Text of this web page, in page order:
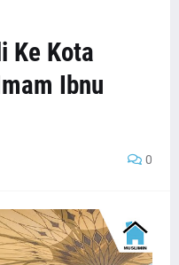
Ke Kota
Ibnu
0